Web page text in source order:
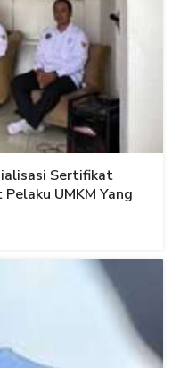
Sertifikat
UMKM Yang